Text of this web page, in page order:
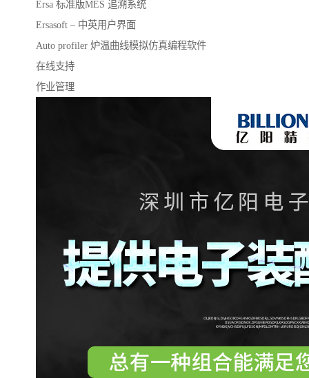
Ersa 标准版MES 追溯系统
Ersasoft – 中英用户界面
Auto profiler 炉温曲线模拟仿真编程软件
在线支持
作业管理